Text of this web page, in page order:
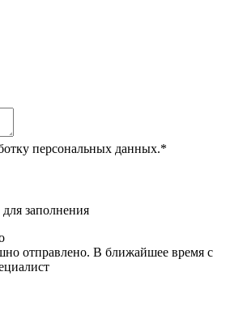
персональных данных.*
заполнения
отправлено. В ближайшее время с